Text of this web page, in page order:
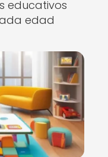
educativos
edad